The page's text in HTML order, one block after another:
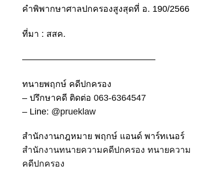
คําพิพากษาศาลปกครองสูงสุดที่ อ. 190/2566
ที่มา : สสค.
———————————————
ทนายพฤกษ์ คดีปกครอง
– ปรึกษาคดี ติดต่อ 063-6364547
– Line: @prueklaw
สำนักงานกฎหมาย พฤกษ์ แอนด์ พาร์ทเนอร์
สำนักงานทนายความคดีปกครอง ทนายความ
คดีปกครอง